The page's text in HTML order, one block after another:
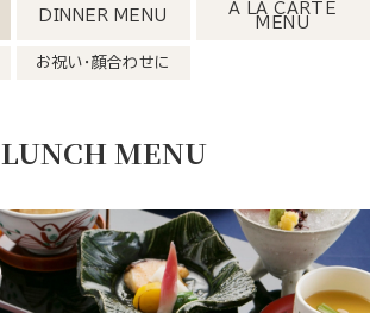
DINNER MENU
A LA CARTE
MENU
お祝い・顔合わせに
LUNCH MENU